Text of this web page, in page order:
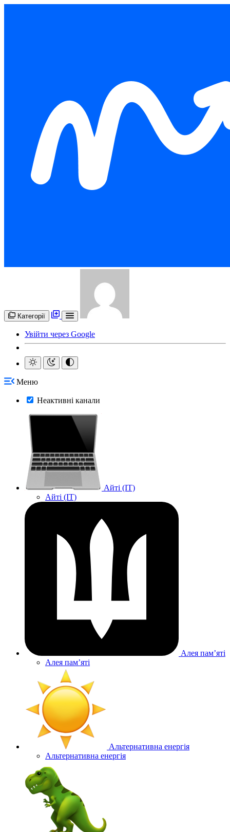
Категорії
Увійти через Google
Меню
Неактивні канали
Айті (IT)
Айті (IT)
Алея памʼяті
Алея памʼяті
Альтернативна енергія
Альтернативна енергія